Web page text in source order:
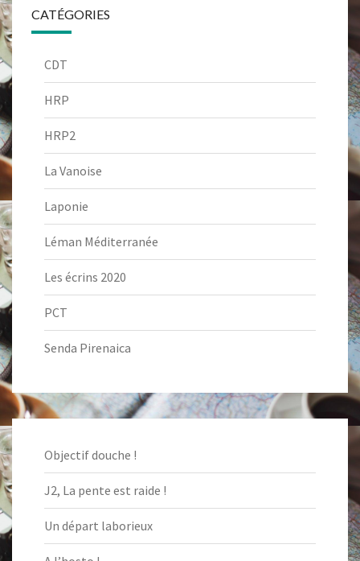
CATÉGORIES
CDT
HRP
HRP2
La Vanoise
Laponie
Léman Méditerranée
Les écrins 2020
PCT
Senda Pirenaica
Objectif douche !
J2, La pente est raide !
Un départ laborieux